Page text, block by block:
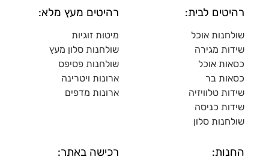
רהיטים לבית:
שולחנות אוכל
שידות מגירה
כסאות אוכל
כסאות בר
שידות טלוויזיה
שידות כניסה
שולחנות סלון
רהיטים מעץ מלא:
מיטות זוגיות
שולחנות סלון מעץ
שולחנות פסיפס
ארונות ויטרינה
ארונות מדפים
החנות: רכישה באתר: